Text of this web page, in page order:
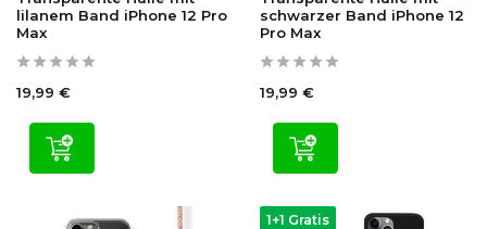
lilanem Band iPhone 12 Pro
Max
19,99 €
schwarzer Band iPhone 12
Pro Max
19,99 €
1+1 Gratis